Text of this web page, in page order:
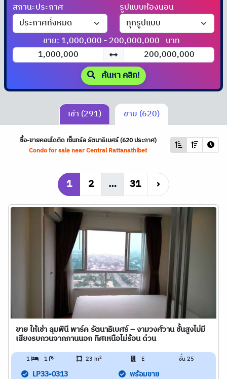
สถานะประกาศ รูปแบบห้องนอน
ขาย: 1,000,000 - 200,000,000 บาท
ค้นหา คลิก!
เช่า (291) ขาย (620)
ซื้อ-ขายคอนโดติด เซ็นทรัล รัตนาธิเบศร์ (620 ประกาศ)
Condo for sale near Central Rattanathibet
1 2 … 31 ›
ขาย ให้เช่า ลุมพินี พาร์ค รัตนาธิเบศร์ – งามวงศ์วาน ชั้นสูงไม่มี
เสียงรบกวนจากภานนอก ทิศเหนือไม่ร้อน ด่วน
1 1 23 m2 E ชั้น 25
LP33-0313 พร้อมขาย